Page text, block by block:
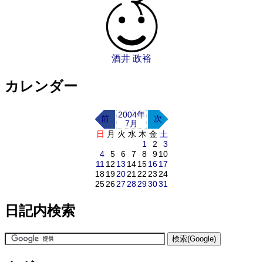
酒井 政裕
カレンダー
前
2004年
7月
次
日 月 火 水 木 金 土
1
2
3
4
5 6 7 8 910
11 12 13 14151617
18192021 22 23 24
252627 28293031
日記内検索